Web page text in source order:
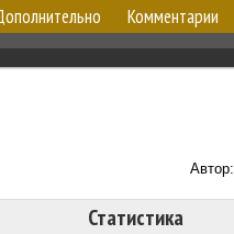
Комментарии
Автор:
Статистика